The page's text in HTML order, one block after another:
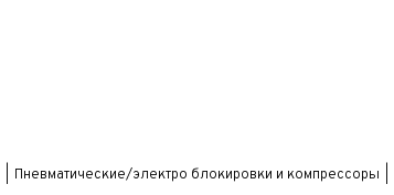
Пневматические/электро блокировки и компрессоры